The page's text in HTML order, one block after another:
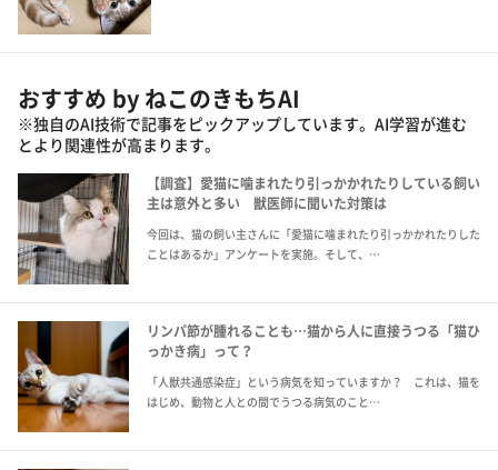
おすすめ by ねこのきもちAI
※独自のAI技術で記事をピックアップしています。AI学習が進む
とより関連性が高まります。
【調査】愛猫に噛まれたり引っかかれたりしている飼い
主は意外と多い 獣医師に聞いた対策は
今回は、猫の飼い主さんに「愛猫に噛まれたり引っかかれたりした
ことはあるか」アンケートを実施。そして、…
リンパ節が腫れることも…猫から人に直接うつる「猫ひ
っかき病」って？
「人獣共通感染症」という病気を知っていますか？ これは、猫を
はじめ、動物と人との間でうつる病気のこと…